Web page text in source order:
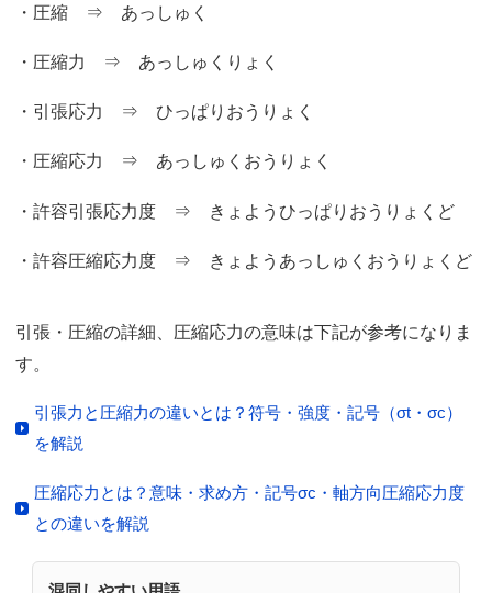
・圧縮 ⇒ あっしゅく
・圧縮力 ⇒ あっしゅくりょく
・引張応力 ⇒ ひっぱりおうりょく
・圧縮応力 ⇒ あっしゅくおうりょく
・許容引張応力度 ⇒ きょようひっぱりおうりょくど
・許容圧縮応力度 ⇒ きょようあっしゅくおうりょくど
引張・圧縮の詳細、圧縮応力の意味は下記が参考になりま
す。
引張力と圧縮力の違いとは？符号・強度・記号（σt・σc）
を解説
圧縮応力とは？意味・求め方・記号σc・軸方向圧縮応力度
との違いを解説